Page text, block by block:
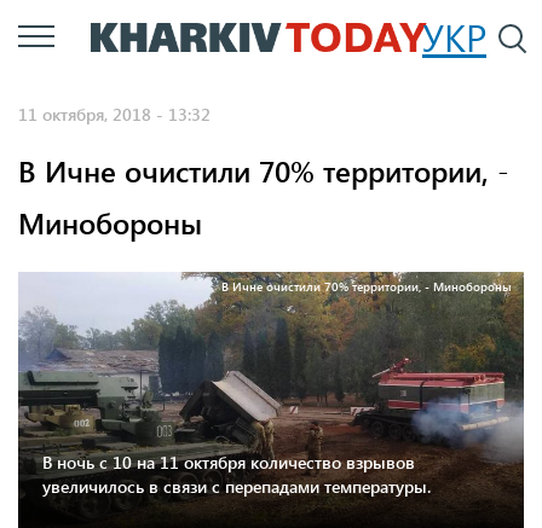
Перейти
к
УКР
11 октября, 2018 - 13:32
В Ичне очистили 70% территории, -
Минобороны
В Ичне очистили 70% территории, - Минобороны
В ночь с 10 на 11 октября количество взрывов
увеличилось в связи с перепадами температуры.